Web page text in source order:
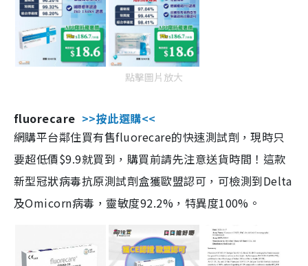
點擊圖片放大
fluorecare >>按此選購<<
網購平台鄰住買有售fluorecare的快速測試劑，現時只
要超低價$9.9就買到，購買前請先注意送貨時間！這款
新型冠狀病毒抗原測試劑盒獲歐盟認可，可檢測到Delta
及Omicorn病毒，靈敏度92.2%，特異度100%。